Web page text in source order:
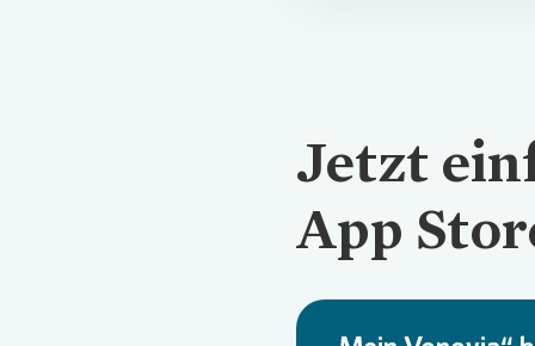
Jetzt
App